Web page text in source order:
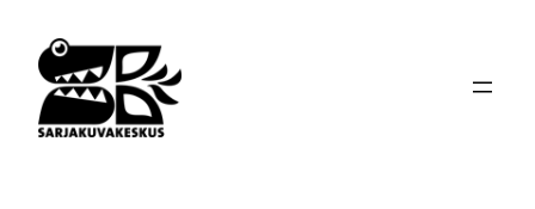
sisältöön